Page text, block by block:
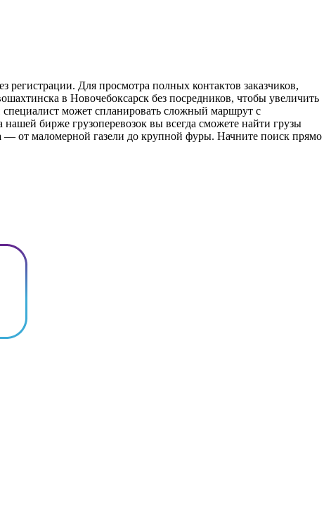
Для просмотра полных контактов заказчиков,
в Новочебоксарск без посредников, чтобы увеличить
может спланировать сложный маршрут с
бирже грузоперевозок вы всегда сможете найти грузы
— от маломерной газели до крупной фуры. Начните поиск прямо